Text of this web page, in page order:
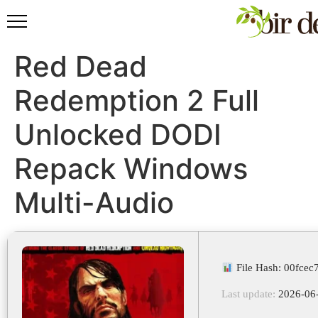
Red Dead
Redemption 2 Full
Unlocked DODI
Repack Windows
Multi-Audio
File Hash:
Last update: 2026-